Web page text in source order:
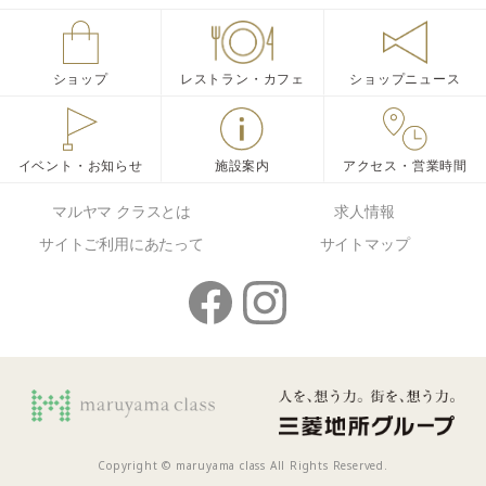
ショップ レストラン・カフェ ショップニュース
イベント・お知らせ 施設案内 アクセス・営業時間
マルヤマ クラスとは
求人情報
サイトご利用にあたって
サイトマップ
Copyright © maruyama class All Rights Reserved.